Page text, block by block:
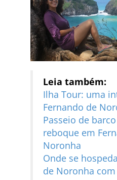
Leia também:
Ilha Tour: uma
Fernando de
Passeio de
reboque em
Noronha
Onde se
de Noronha